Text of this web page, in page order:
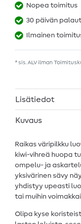
Nopea toimitus
30 päivän
Ilmainen
* sis. ALV ilman
Lisätiedot
Kuvaus
Raikas väripilkku
kiwi-vihreä huopa
ompelu- ja
yksivärinen sävy
yhdistyy upeasti
tai muihin
Olipa kyse